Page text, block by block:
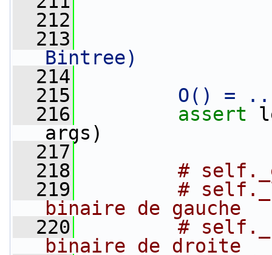
  212
  213
Bintree)
  214
  215
O() =
  216
assert
args)
  217
  218
#
  219
#
binaire de gauche
  220
#
binaire de droite